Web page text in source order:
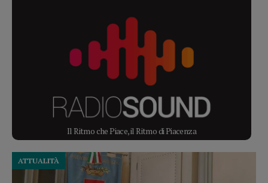
Il Ritmo che Piace, il Ritmo di Piacenza
ATTUALITÀ